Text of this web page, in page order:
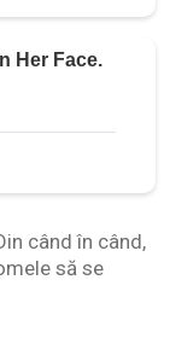
când în când,
să se